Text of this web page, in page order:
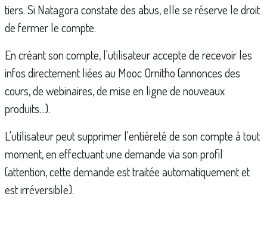
tiers. Si Natagora constate des abus, elle se réserve le droit
de fermer le compte.
En créant son compte, l'utilisateur accepte de recevoir les
infos directement liées au Mooc Ornitho (annonces des
cours, de webinaires, de mise en ligne de nouveaux
produits...).
L'utilisateur peut supprimer l'entièreté de son compte à tout
moment, en effectuant une demande via son profil
(attention, cette demande est traitée automatiquement et
est irréversible).